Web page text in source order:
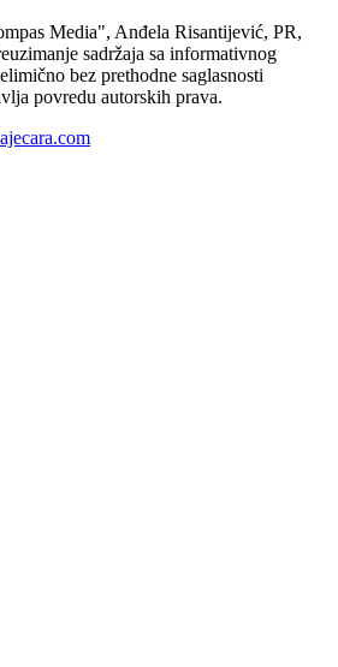
Media", Anđela Risantijević, PR,
sadržaja sa informativnog
bez prethodne saglasnosti
povredu autorskih prava.